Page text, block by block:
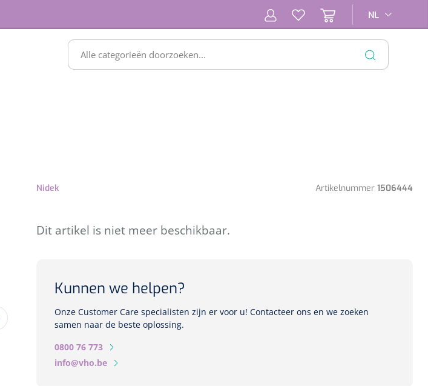
NL
Nidek Artikelnummer 1506444
Dit artikel is niet meer beschikbaar.
Kunnen we helpen?
Onze Customer Care specialisten zijn er voor u! Contacteer ons en we zoeken
samen naar de beste oplossing.
0800 76 773
info@vho.be